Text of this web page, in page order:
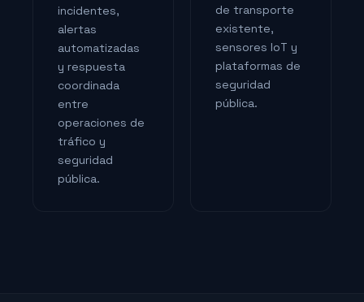
incidentes,
alertas
automatizadas
y respuesta
coordinada
entre
operaciones de
tráfico y
seguridad
pública.
de transporte
existente,
sensores IoT y
plataformas de
seguridad
pública.